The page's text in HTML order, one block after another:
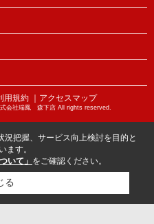
用規約 ｜アクセスマップ
会社瑞鳳 森下店 All rights reserved.
把握、サービス向上検討を目的と
ます。
いて」 をご確認ください。
る